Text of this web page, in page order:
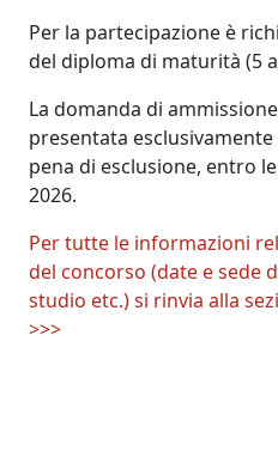
Per la partecipazione è
del diploma di maturità (5
La domanda di
presentata
pena di esclusione, entro
2026.
Per tutte le informazioni
del concorso (date e sede
studio etc.) si rinvia alla
>>>